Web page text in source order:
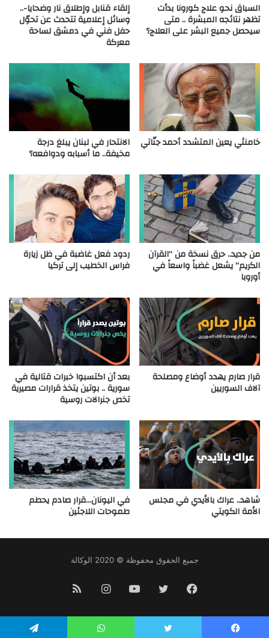
السباق نحو علاج كورونا بدأت
تظهر نتائجه المبشرة .. متى
سيحصل جميع البشر على العلاج؟
إلقاء قنابل وإطلاق نار وضحايا-..
وسائل إعلامية تتحدث عن تحوّل
حفل فني في دمشق لساحة
معركة
خامنئي يعين المتشدد أحمد جنّاتي الانتحار في لبنان يبلغ درجة
مخيفة.. ما أسبابه ودوافعه؟
من جديد.. حرق نسخة من “القرآن
الكريم” يشعل غضباً واسعاً في
أوروبا
ردود فعل غاضبة في ظل زيارة
فراس الخطيب إلى تركيا
قرار صارم يهدد أوضاع ومصلحة
آلاف السوريين
بعد أن اكتسبوا خبرات قتالية في
سورية .. بوتين يتخذ قرارات مصيرية
تخص جنرالات روسية
شاهد.. عراك بالأيدي في مجلس
الأمة الكويتي
في اليونان…قرار صادم يحطم
طموحات اللاجئين
جميع الحقوق محفوظة © 2020 الوكالة
فيسبوك تويتر يوتيوب انستقرام
الموقع